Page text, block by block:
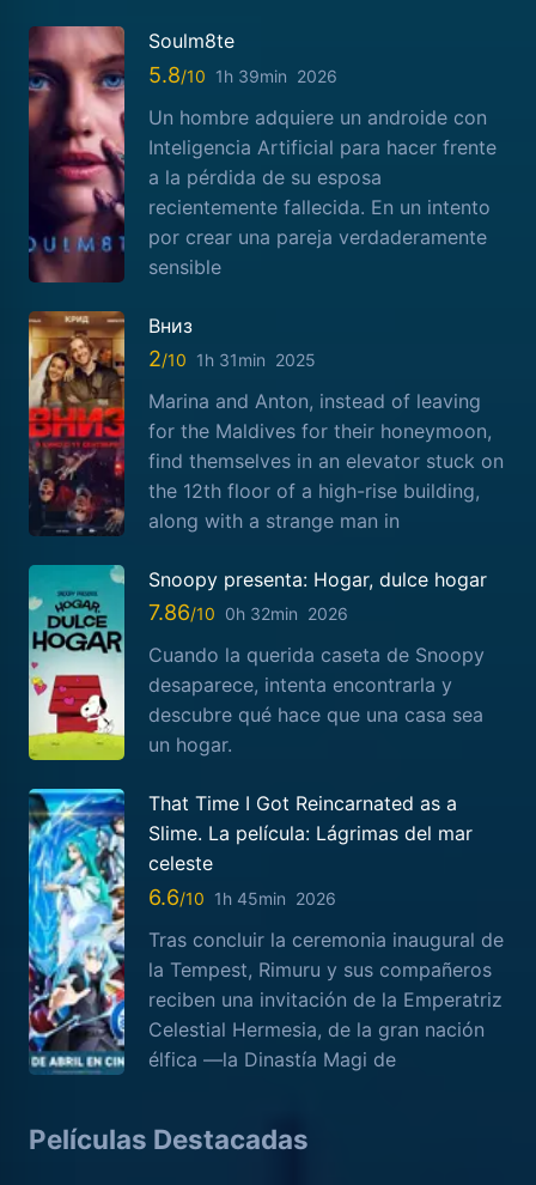
Soulm8te
5.8 1h 39min 2026
Un hombre adquiere un androide con
Inteligencia Artificial para hacer frente
a la pérdida de su esposa
recientemente fallecida. En un intento
por crear una pareja verdaderamente
sensible
Вниз
2 1h 31min 2025
Marina and Anton, instead of leaving
for the Maldives for their honeymoon,
find themselves in an elevator stuck on
the 12th floor of a high-rise building,
along with a strange man in
Snoopy presenta: Hogar, dulce hogar
7.86 0h 32min 2026
Cuando la querida caseta de Snoopy
desaparece, intenta encontrarla y
descubre qué hace que una casa sea
un hogar.
That Time I Got Reincarnated as a
Slime. La película: Lágrimas del mar
celeste
6.6 1h 45min 2026
Tras concluir la ceremonia inaugural de
la Tempest, Rimuru y sus compañeros
reciben una invitación de la Emperatriz
Celestial Hermesia, de la gran nación
élfica —la Dinastía Magi de
Películas Destacadas